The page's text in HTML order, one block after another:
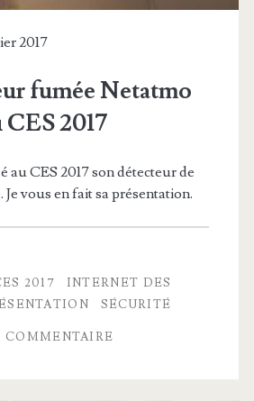
2017
fumée Netatmo
2017
au CES 2017 son détecteur de
vous en fait sa présentation.
2017
INTERNET DES
SÉCURITÉ
COMMENTAIRE